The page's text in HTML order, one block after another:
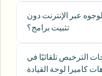
Perfect for short-
blur and
ER
Emma
عبر الإنترنت دون
تثبيت برامج؟
الترخيص تلقائيًا في